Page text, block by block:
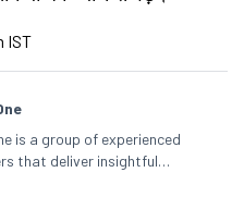
IST
is a group of experienced
that deliver insightful
market, IPO, economy,